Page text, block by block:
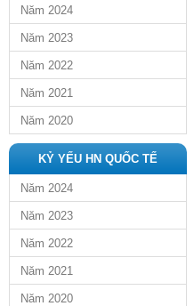
Năm 2024
Năm 2023
Năm 2022
Năm 2021
Năm 2020
KỶ YẾU HN QUỐC TẾ
Năm 2024
Năm 2023
Năm 2022
Năm 2021
Năm 2020